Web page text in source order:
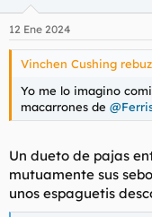
e
s
12 Ene 2024
Vinchen Cushing
Yo me lo imagino
macarrones de
Un dueto de pajas
mutuamente sus
unos espaguetis